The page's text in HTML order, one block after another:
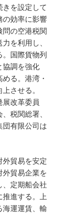
を設定して
の効率に影響
問の空港税関
を利用し、
国際貨物列
協調を強化
る。港湾・
させる。
展改革委員
税関総署、
団有限公司は
外貿易を安定
外貿易企業を
、定期船会社
進する。上
海運運賃、輸